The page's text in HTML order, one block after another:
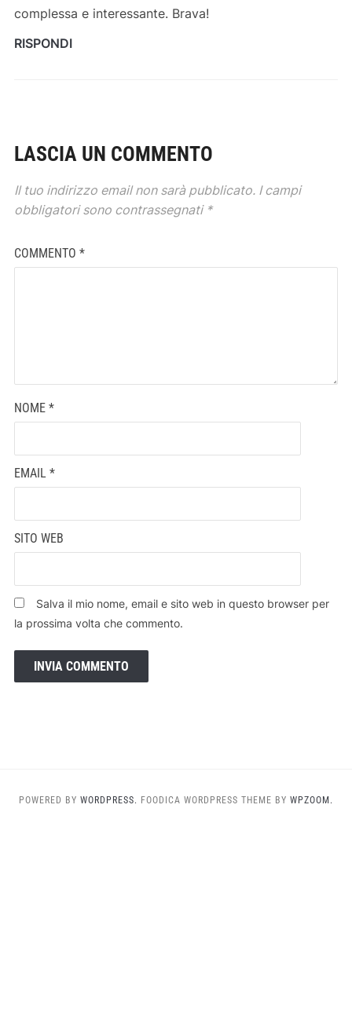
complessa e interessante. Brava!
RISPONDI
LASCIA UN COMMENTO
Il tuo indirizzo email non sarà pubblicato. I campi
obbligatori sono contrassegnati *
COMMENTO *
NOME *
EMAIL *
SITO WEB
Salva il mio nome, email e sito web in questo browser per
la prossima volta che commento.
POWERED BY WORDPRESS. FOODICA WORDPRESS THEME BY WPZOOM.